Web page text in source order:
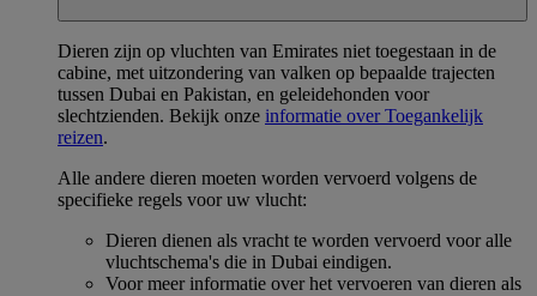
Dieren zijn op vluchten van Emirates niet toegestaan in de
cabine, met uitzondering van valken op bepaalde trajecten
tussen Dubai en Pakistan, en geleidehonden voor
slechtzienden. Bekijk onze informatie over Toegankelijk
reizen.
Alle andere dieren moeten worden vervoerd volgens de
specifieke regels voor uw vlucht:
Dieren dienen als vracht te worden vervoerd voor alle
vluchtschema's die in Dubai eindigen.
Voor meer informatie over het vervoeren van dieren als